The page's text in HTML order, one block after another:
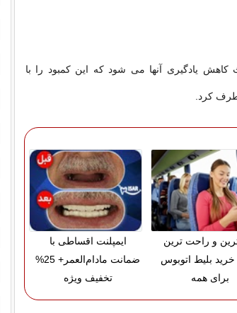
کاهش یادگیری آنها می شود كه این کمبود را با
کرد.
و راحت ترین
بلیط اتوبوس
برای همه
ایمپلنت اقساطی با
ضمانت مادام‌العمر+ 25%
تخفیف ویژه